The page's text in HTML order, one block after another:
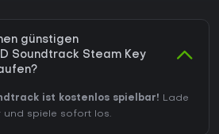
günstigen
Soundtrack Steam Key
ist kostenlos spielbar! Lade
und spiele sofort los.